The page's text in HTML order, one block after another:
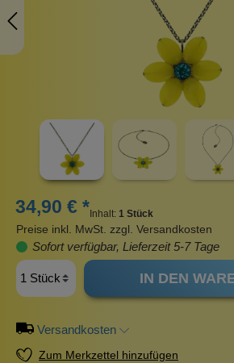
34,90 € * Inhalt: 1 Stück
Preise inkl. MwSt. zzgl. Versandkosten
Sofort verfügbar, Lieferzeit 5-7 Tage
IN DEN
Versandkosten
Zum Merkzettel hinzufügen